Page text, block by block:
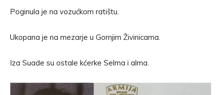
Poginula je na vozućkom ratištu.
Ukopana je na mezarje u Gornjim Živinicama.
Iza Suade su ostale kćerke Selma i alma.